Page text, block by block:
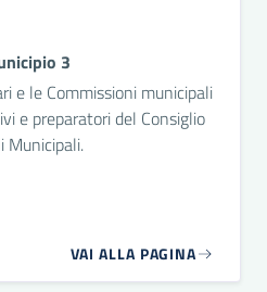
3
e le Commissioni municipali
e preparatori del Consiglio
Municipali.
VAI ALLA PAGINA